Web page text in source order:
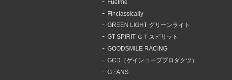
Fuelme
Finclassically
GREEN LIGHT グリーンライト
GT SPIRIT ＧＴスピリット
GOODSMILE RACING
GCD（ゲインコーププロダクツ）
G FANS